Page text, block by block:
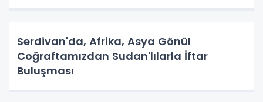
Serdivan'da, Afrika, Asya Gönül
Coğraftamızdan Sudan'lılarla İftar
Buluşması